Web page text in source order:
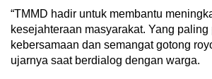
“TMMD hadir untuk membantu
kesejahteraan masyarakat. Yang
kebersamaan dan semangat gotong
ujarnya saat berdialog dengan warga.